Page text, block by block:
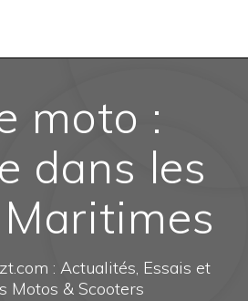
moto :
dans les
: Actualités, Essais et
Motos & Scooters